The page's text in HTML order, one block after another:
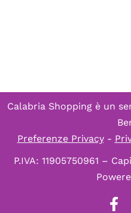
Calabria Shopping è un
Preferenze Privacy-
P.IVA: 11905750961 –